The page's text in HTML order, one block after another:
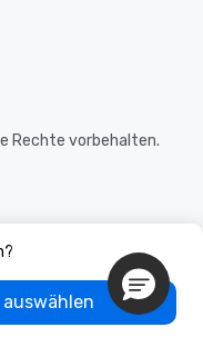
Rechte vorbehalten.